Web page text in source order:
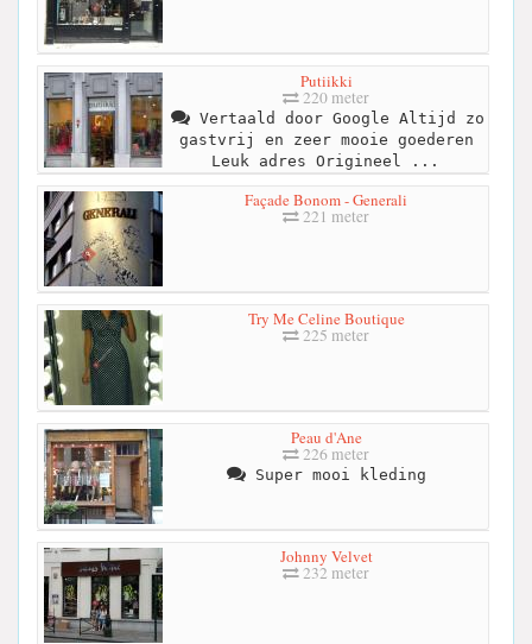
Putiikki
220 meter
Vertaald door Google Altijd zo
gastvrij en zeer mooie goederen
Leuk adres Origineel ...
Façade Bonom - Generali
221 meter
Try Me Celine Boutique
225 meter
Peau d'Ane
226 meter
Super mooi kleding
Johnny Velvet
232 meter